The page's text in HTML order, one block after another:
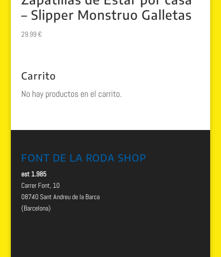
– Slipper Monstruo Galletas
29.99€
Carrito
No hay productos en el carrito.
FONT DE LA RODA SHOP
est 1.985
Carrer Font, 10
08740 Sant Andreu de la Barca
(Barcelona)